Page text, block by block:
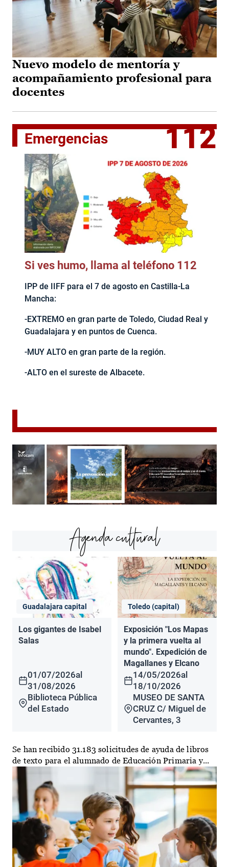
Nuevo modelo de mentoría y
acompañamiento profesional para
docentes
Emergencias 112
Si ves humo, llama al teléfono 112
IPP de IIFF para el 7 de agosto en Castilla-La
Mancha:
-EXTREMO en gran parte de Toledo, Ciudad Real y
Guadalajara y en puntos de Cuenca.
-MUY ALTO en gran parte de la región.
-ALTO en el sureste de Albacete.
Agenda cultural
Guadalajara capital
Los gigantes de Isabel
Salas
01/07/2026al
31/08/2026
Biblioteca Pública
del Estado
Toledo (capital)
Exposición "Los Mapas
y la primera vuelta al
mundo". Expedición de
Magallanes y Elcano
14/05/2026al
18/10/2026
MUSEO DE SANTA
CRUZ C/ Miguel de
Cervantes, 3
Se han recibido 31.183 solicitudes de ayuda de libros
de texto para el alumnado de Educación Primaria y...